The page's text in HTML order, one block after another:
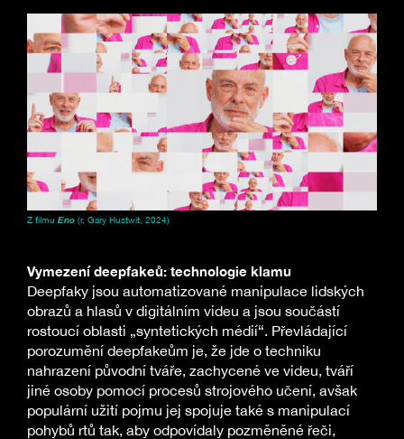
Z filmu Eno (r. Gary Hustwit, 2024)
Vymezení deepfakeů: technologie klamu
Deepfaky jsou automatizované manipulace lidských
obrazů a hlasů v digitálním videu a jsou součástí
rostoucí oblasti „syntetických médií“. Převládající
porozumění deepfakeům je, že jde o techniku
nahrazení původní tváře, zachycené ve videu, tváří
jiné osoby pomocí procesů strojového učení, avšak
populární užití pojmu jej spojuje také s manipulací
pohybů rtů tak, aby odpovídaly pozměněné řeči,